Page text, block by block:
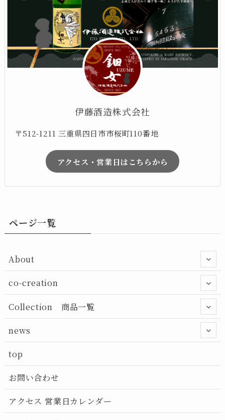
伊藤酒造株式会社
〒512-1211 三重県四日市市桜町110番地
アクセス・営業日はこちらから
ページ一覧
About
co-creation
Collection 商品一覧
news
top
お問い合わせ
アクセス 営業日カレンダー